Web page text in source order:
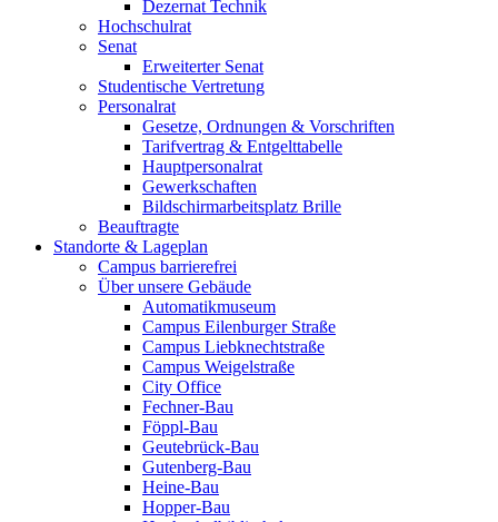
Dezernat Technik
Hochschulrat
Senat
Erweiterter Senat
Studentische Vertretung
Personalrat
Gesetze, Ordnungen & Vorschriften
Tarifvertrag & Entgelttabelle
Hauptpersonalrat
Gewerkschaften
Bildschirmarbeitsplatz Brille
Beauftragte
Standorte & Lageplan
Campus barrierefrei
Über unsere Gebäude
Automatikmuseum
Campus Eilenburger Straße
Campus Liebknechtstraße
Campus Weigelstraße
City Office
Fechner-Bau
Föppl-Bau
Geutebrück-Bau
Gutenberg-Bau
Heine-Bau
Hopper-Bau